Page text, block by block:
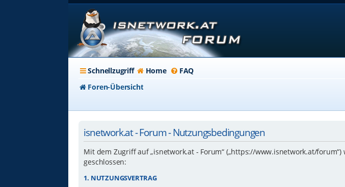
Schnellzugriff Home FAQ
Foren-Übersicht
isnetwork.at - Forum - Nutzungsbedingungen
Mit dem Zugriff auf „isnetwork.at - Forum“ („https://www.isnetwork.at/
geschlossen:
1. NUTZUNGSVERTRAG